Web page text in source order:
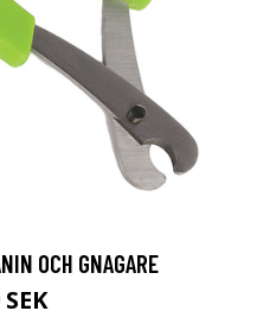
OCH GNAGARE